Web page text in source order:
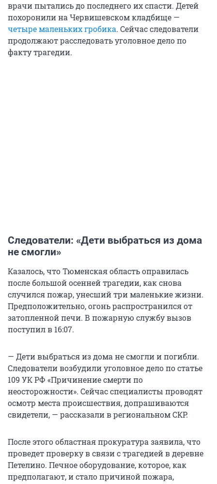
врачи пытались до последнего их спасти. Детей
похоронили на Червишевском кладбище —
четыре маленьких гробика. Сейчас следователи
продолжают расследовать уголовное дело по
факту трагедии.
Следователи: «Дети выбраться из дома
не смогли»
Казалось, что Тюменская область оправилась
после большой осенней трагедии, как снова
случился пожар, унесший три маленькие жизни.
Предположительно, огонь распространился от
затопленной печи. В пожарную службу вызов
поступил в 16:07.
— Дети выбраться из дома не смогли и погибли.
Следователи возбудили уголовное дело по статье
109 УК РФ «Причинение смерти по
неосторожности». Сейчас специалисты проводят
осмотр места происшествия, допрашиваются
свидетели, — рассказали в региональном СКР.
После этого областная прокуратура заявила, что
проведет проверку в связи с трагедией в деревне
Петелино. Печное оборудование, которое, как
предполагают, и стало причиной пожара,